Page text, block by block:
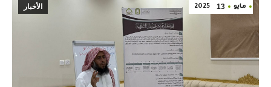
مايو 13
2025 الأخبار